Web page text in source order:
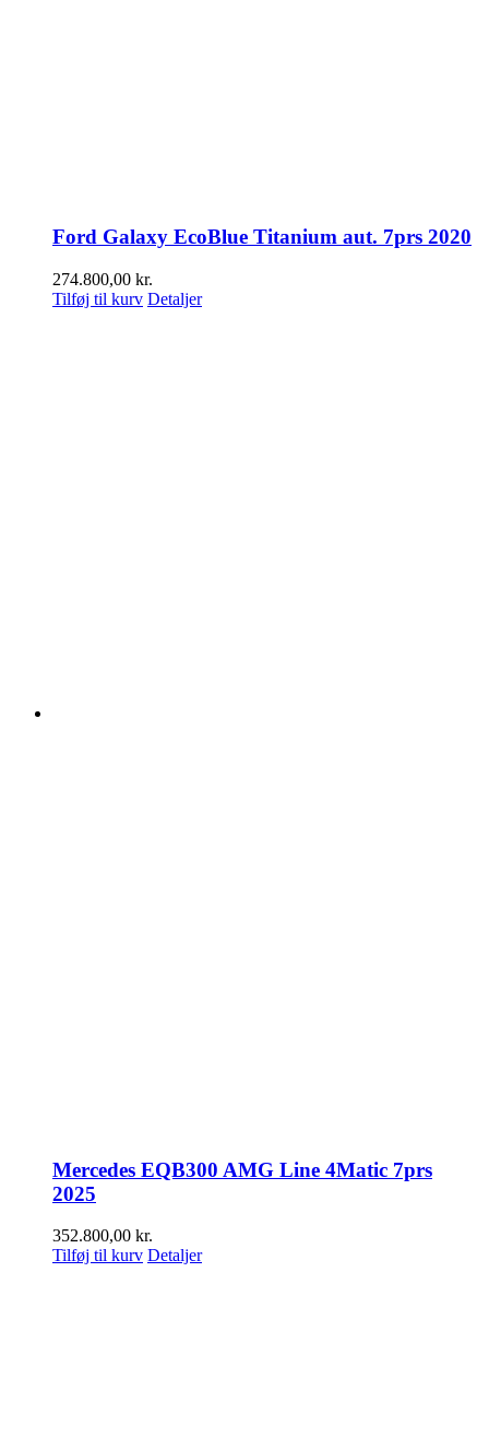
Ford Galaxy EcoBlue Titanium aut. 7prs 2020
274.800,00 kr.
Tilføj til kurv Detaljer
Mercedes EQB300 AMG Line 4Matic 7prs
2025
352.800,00 kr.
Tilføj til kurv Detaljer